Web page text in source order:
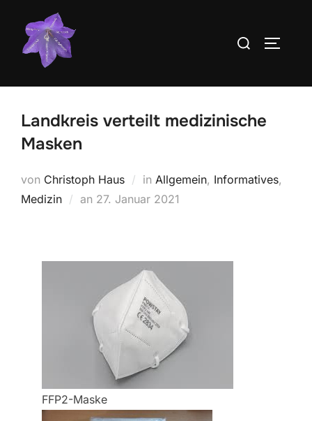
Inhalt
springen
Suchen
Landkreis verteilt medizinische
Masken
von Christoph Haus in Allgemein, Informatives,
Medizin
an Veröffentlicht
27. Januar 2021
FFP2-Maske